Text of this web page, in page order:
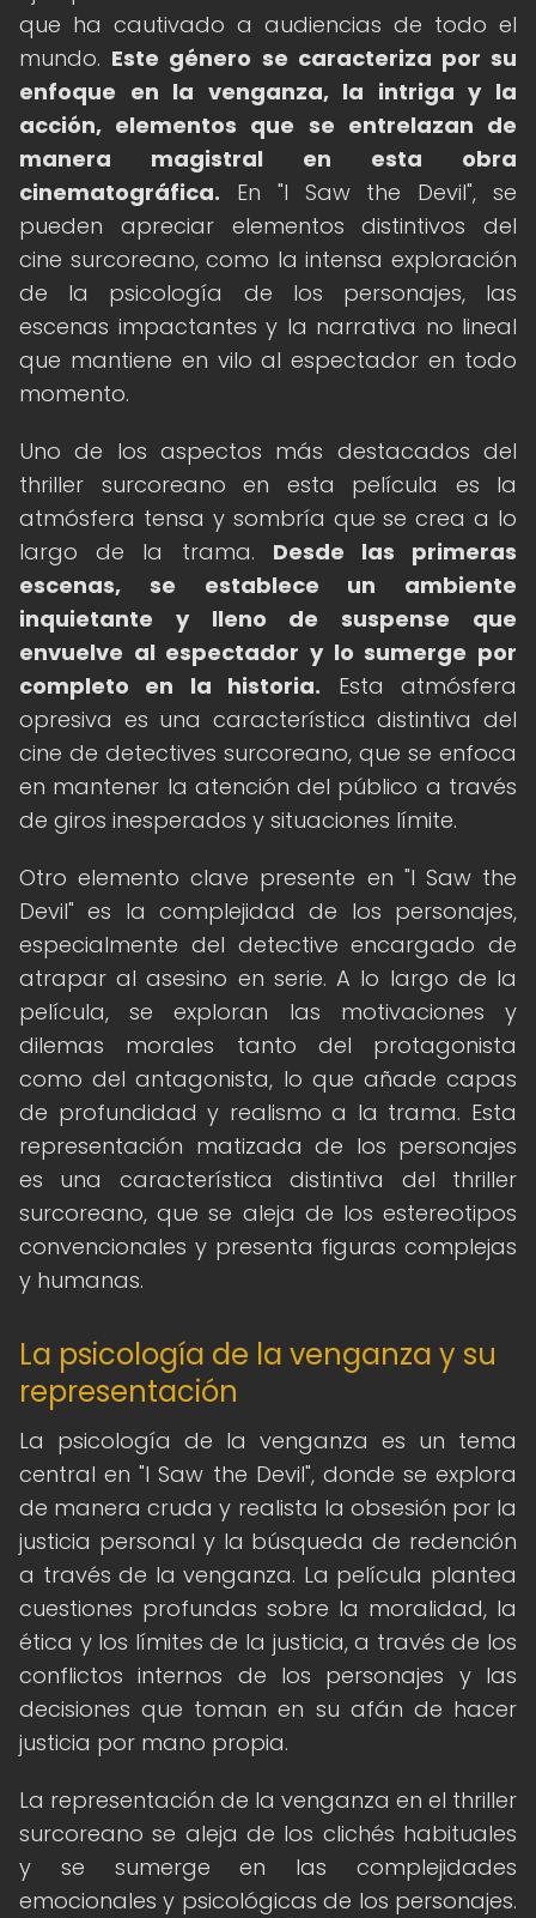
que ha cautivado a audiencias de todo el
mundo. Este género se caracteriza por su
enfoque en la venganza, la intriga y la
acción, elementos que se entrelazan de
manera magistral en esta obra
cinematográfica. En "I Saw the Devil", se
pueden apreciar elementos distintivos del
cine surcoreano, como la intensa exploración
de la psicología de los personajes, las
escenas impactantes y la narrativa no lineal
que mantiene en vilo al espectador en todo
momento.
Uno de los aspectos más destacados del
thriller surcoreano en esta película es la
atmósfera tensa y sombría que se crea a lo
largo de la trama. Desde las primeras
escenas, se establece un ambiente
inquietante y lleno de suspense que
envuelve al espectador y lo sumerge por
completo en la historia. Esta atmósfera
opresiva es una característica distintiva del
cine de detectives surcoreano, que se enfoca
en mantener la atención del público a través
de giros inesperados y situaciones límite.
Otro elemento clave presente en "I Saw the
Devil" es la complejidad de los personajes,
especialmente del detective encargado de
atrapar al asesino en serie. A lo largo de la
película, se exploran las motivaciones y
dilemas morales tanto del protagonista
como del antagonista, lo que añade capas
de profundidad y realismo a la trama. Esta
representación matizada de los personajes
es una característica distintiva del thriller
surcoreano, que se aleja de los estereotipos
convencionales y presenta figuras complejas
y humanas.
La psicología de la venganza y su
representación
La psicología de la venganza es un tema
central en "I Saw the Devil", donde se explora
de manera cruda y realista la obsesión por la
justicia personal y la búsqueda de redención
a través de la venganza. La película plantea
cuestiones profundas sobre la moralidad, la
ética y los límites de la justicia, a través de los
conflictos internos de los personajes y las
decisiones que toman en su afán de hacer
justicia por mano propia.
La representación de la venganza en el thriller
surcoreano se aleja de los clichés habituales
y se sumerge en las complejidades
emocionales y psicológicas de los personajes.